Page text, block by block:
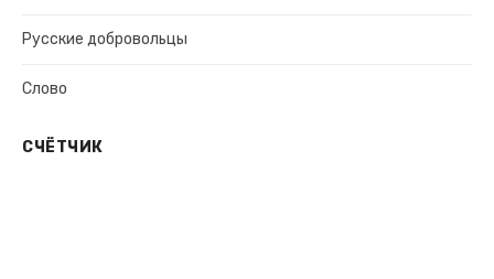
Русские добровольцы
Слово
СЧЁТЧИК